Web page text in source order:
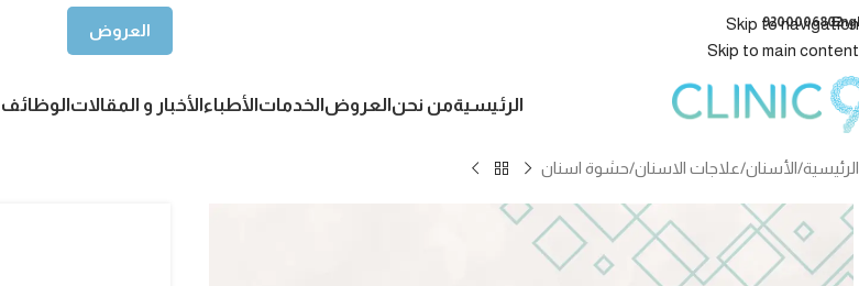
Skip to navigation
Skip to main content
9200006802 العروض
الرئيسيةمن نحنالعروضالخدماتالأطباءالأخبار و المقالاتالوظائف
الرئيسية الأسنان علاجات الاسنان حشوة اسنان